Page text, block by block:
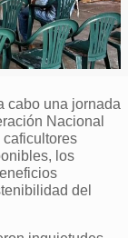
cabo una jornada
Nacional
caficultores
los
del